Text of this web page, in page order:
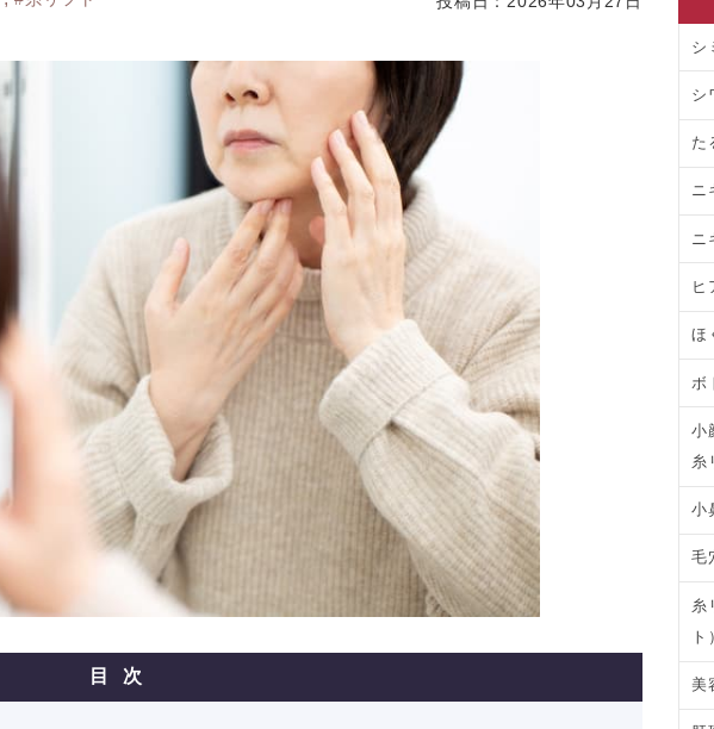
目次
シ
シ
た
ニ
ニ
ヒ
ほ
ボ
小
糸
小
毛
糸
ト）
美